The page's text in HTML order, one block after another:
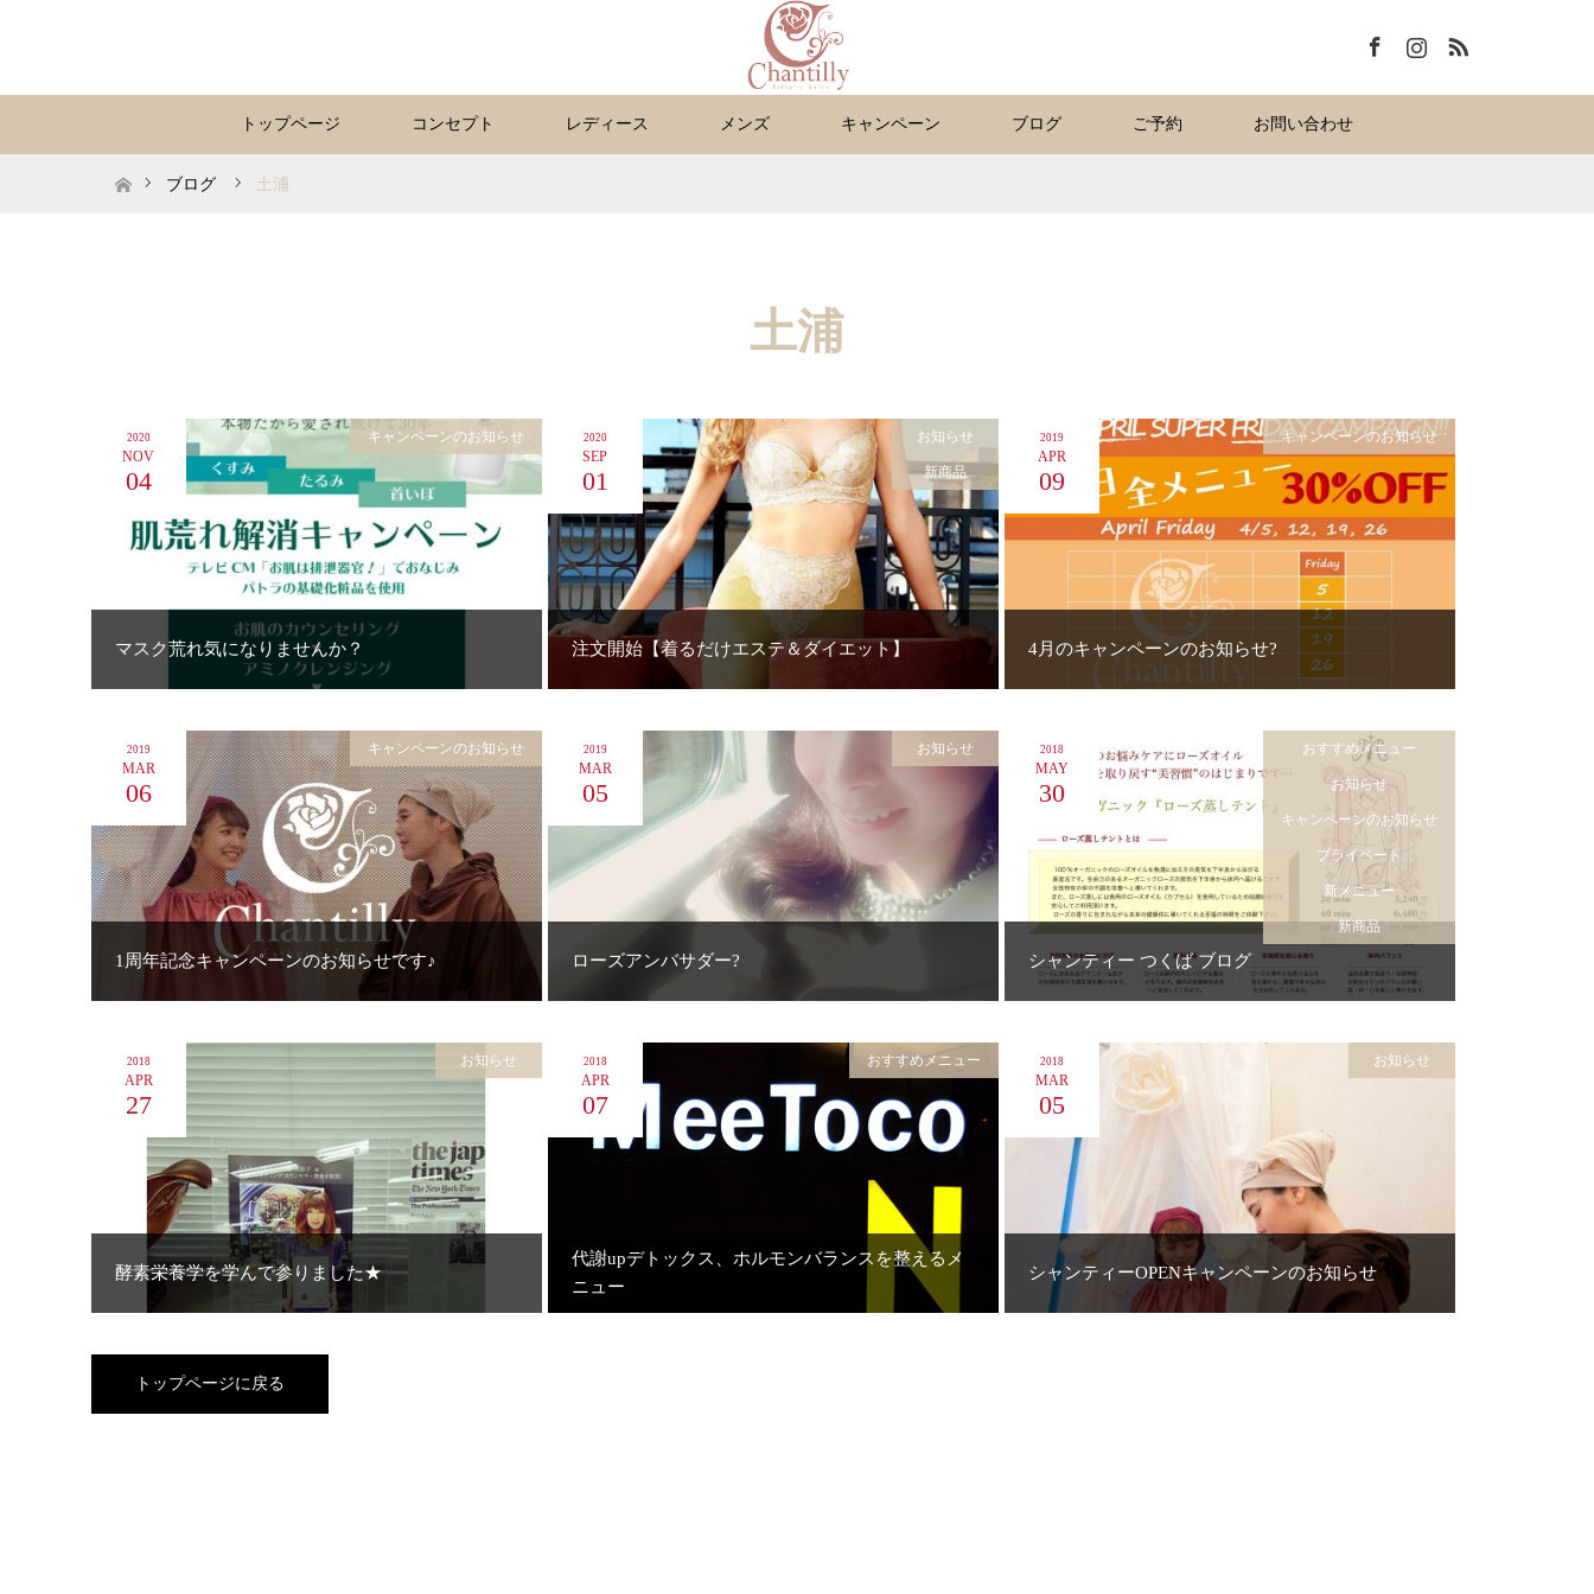
トップページ コンセプト レディース メンズ キャンペーン ブログ ご予約 お問い合わせ
ホームブログ 土浦
土浦
マスク荒れ気になりませんか？
2020
NOV
04
キャンペーンのお知らせ
注文開始【着るだけエステ＆ダイエット】
2020
SEP
01
お知らせ
新商品
4月のキャンペーンのお知らせ?
2019
APR
09
キャンペーンのお知らせ
1周年記念キャンペーンのお知らせです♪
2019
MAR
06
キャンペーンのお知らせ
ローズアンバサダー?
2019
MAR
05
お知らせ
シャンティー つくば ブログ
2018
MAY
30
おすすめメニュー
お知らせ
キャンペーンのお知らせ
プライベート
新メニュー
新商品
酵素栄養学を学んで参りました★
2018
APR
27
お知らせ
代謝upデトックス、ホルモンバランスを整えるメ
ニュー
2018
APR
07
おすすめメニュー
シャンティーOPENキャンペーンのお知らせ
2018
MAR
05
お知らせ
トップページに戻る